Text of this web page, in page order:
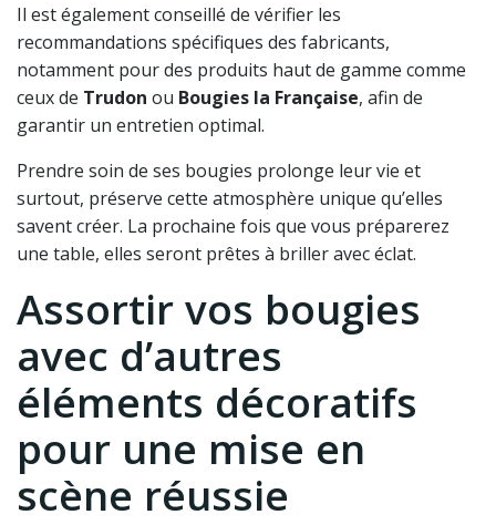
Il est également conseillé de vérifier les
recommandations spécifiques des fabricants,
notamment pour des produits haut de gamme comme
ceux de Trudon ou Bougies la Française, afin de
garantir un entretien optimal.
Prendre soin de ses bougies prolonge leur vie et
surtout, préserve cette atmosphère unique qu’elles
savent créer. La prochaine fois que vous préparerez
une table, elles seront prêtes à briller avec éclat.
Assortir vos bougies
avec d’autres
éléments décoratifs
pour une mise en
scène réussie